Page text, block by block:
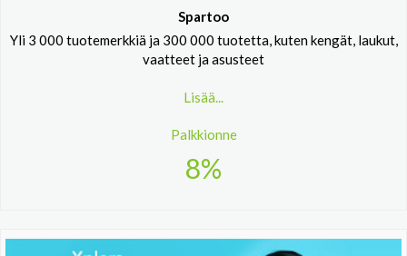
Spartoo
Yli 3 000 tuotemerkkiä ja 300 000 tuotetta, kuten kengät, laukut,
vaatteet ja asusteet
Lisää...
Palkkionne
8%